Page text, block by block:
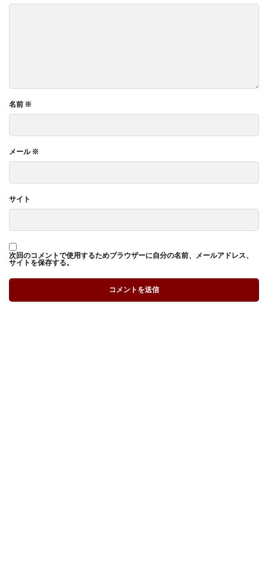
名前 ※
メール※
サイト
次回のコメントで使用するためブラウザーに自分の名前、メールアドレス、
サイトを保存する。